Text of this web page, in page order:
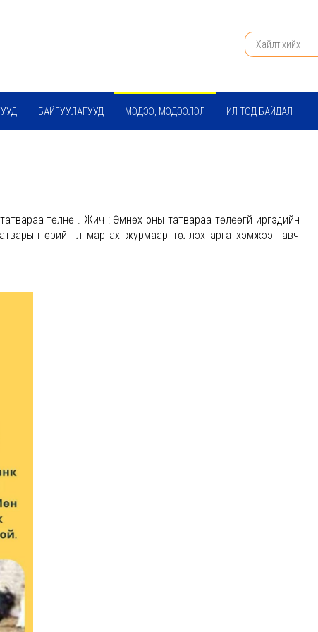
БАЙГУУЛАГУУД МЭДЭЭ, МЭДЭЭЛЭЛ ИЛ ТОД БАЙДАЛ
төлнө үү. Жич : Өмнөх оны татвараа төлөөгүй иргэдийн
өрийг үл маргах журмаар төлүүлэх арга хэмжээг авч